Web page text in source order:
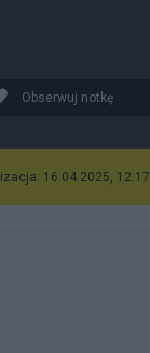
Obserwuj notkę
16.04.2025, 12:17